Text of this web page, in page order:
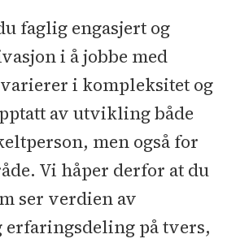
faglig engasjert og
i å jobbe med
i kompleksitet og
av utvikling både
men også for
Vi håper derfor at du
ser verdien av
erfaringsdeling på tvers,